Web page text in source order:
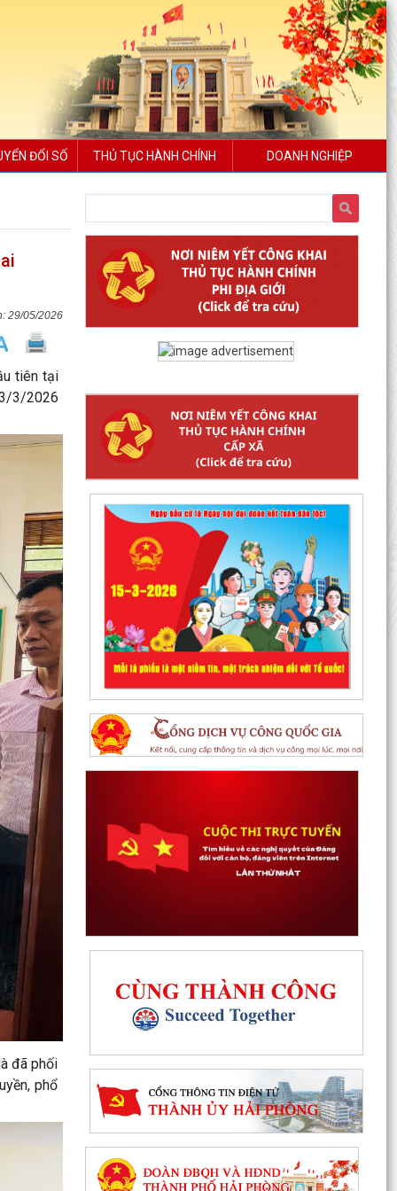
ĐỔI SỐ THỦ TỤC HÀNH CHÍNH DOANH NGHIỆP
29/05/2026
tiên tại
3/2026
đã phối
phổ
Rút ngắn thời gian giải quyết 7 thủ tục hộ kinh
doanh